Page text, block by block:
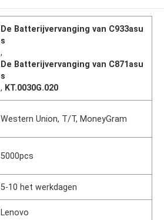
De Batterijvervanging van C933asu
s
,
De Batterijvervanging van C871asu
s
, KT.0030G.020
Western Union, T/T, MoneyGram
5000pcs
5-10 het werkdagen
Lenovo